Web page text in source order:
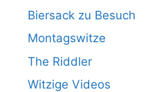
Biersack zu Besuch
Montagswitze
The Riddler
Witzige Videos